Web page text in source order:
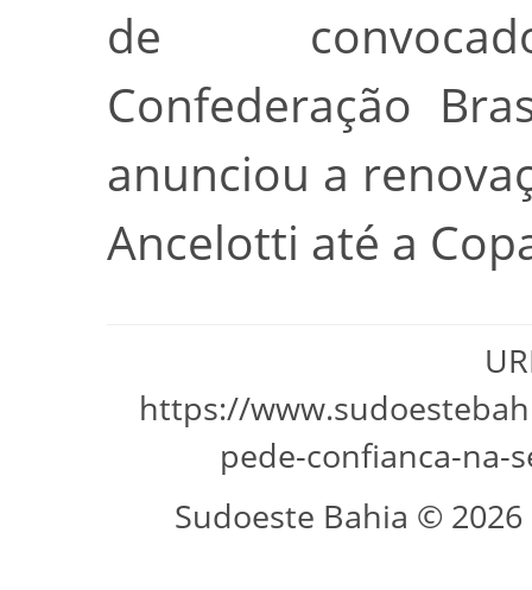
de
Confederação
anunciou a
Ancelotti até a
https://
pede-confianca-na-
Sudoeste Bahia ©